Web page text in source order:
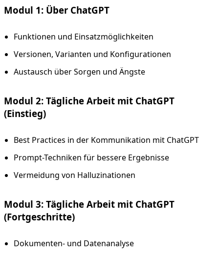
Modul 1: Über ChatGPT
Funktionen und Einsatzmöglichkeiten
Versionen, Varianten und Konfigurationen
Austausch über Sorgen und Ängste
Modul 2: Tägliche Arbeit mit ChatGPT
(Einstieg)
Best Practices in der Kommunikation mit ChatGPT
Prompt-Techniken für bessere Ergebnisse
Vermeidung von Halluzinationen
Modul 3: Tägliche Arbeit mit ChatGPT
(Fortgeschritte)
Dokumenten- und Datenanalyse